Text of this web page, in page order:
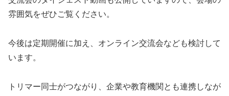
雰囲気をぜひご覧ください。
今後は定期開催に加え、オンライン交流会なども検討して
います。
トリマー同士がつながり、企業や教育機関とも連携しなが